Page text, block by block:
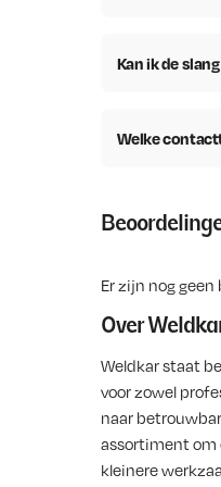
Kan ik de
Welke
Er zijn nog
Over
Weldkar staat
voor zowel
naar
assortiment om
kleinere